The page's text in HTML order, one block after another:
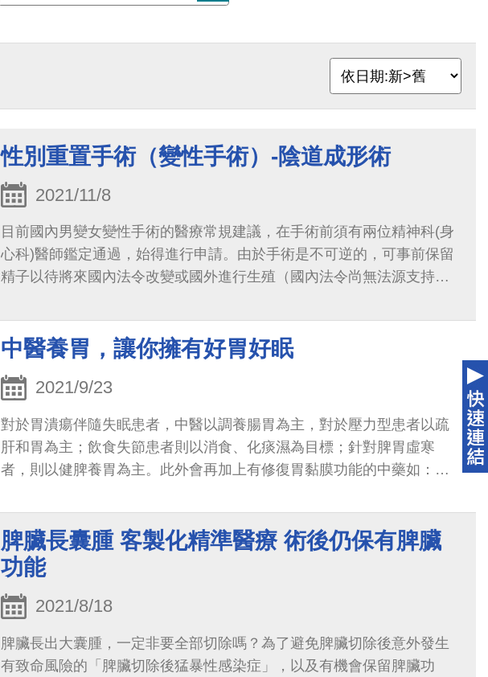
性別重置手術（變性手術）-陰道成形術
2021/11/8
目前國內男變女變性手術的醫療常規建議，在手術前須有兩位精神科(身
心科)醫師鑑定通過，始得進行申請。由於手術是不可逆的，可事前保留
精子以待將來國內法令改變或國外進行生殖（國內法令尚無法源支持代
中醫養胃，讓你擁有好胃好眠
2021/9/23
對於胃潰瘍伴隨失眠患者，中醫以調養腸胃為主，對於壓力型患者以疏
肝和胃為主；飲食失節患者則以消食、化痰濕為目標；針對脾胃虛寒
者，則以健脾養胃為主。此外會再加上有修復胃黏膜功能的中藥如：白
脾臟長囊腫 客製化精準醫療 術後仍保有脾臟
功能
2021/8/18
脾臟長出大囊腫，一定非要全部切除嗎？為了避免脾臟切除後意外發生
有致命風險的「脾臟切除後猛暴性感染症」，以及有機會保留脾臟功